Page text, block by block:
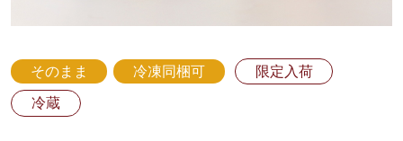
そのまま 冷凍同梱可
限定入荷
冷蔵